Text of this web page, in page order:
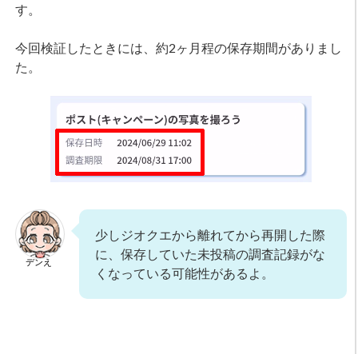
す。
今回検証したときには、約2ヶ月程の保存期間がありまし
た。
デンえ
少しジオクエから離れてから再開した際
に、保存していた未投稿の調査記録がな
くなっている可能性があるよ。